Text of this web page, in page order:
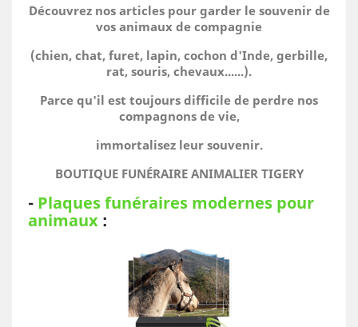
Découvrez nos articles pour garder le souvenir de
vos animaux de compagnie
(chien, chat, furet, lapin, cochon d'Inde, gerbille,
rat, souris, chevaux......).
Parce qu'il est toujours difficile de perdre nos
compagnons de vie,
immortalisez leur souvenir.
BOUTIQUE FUNÉRAIRE ANIMALIER TIGERY
- Plaques funéraires modernes pour
animaux :